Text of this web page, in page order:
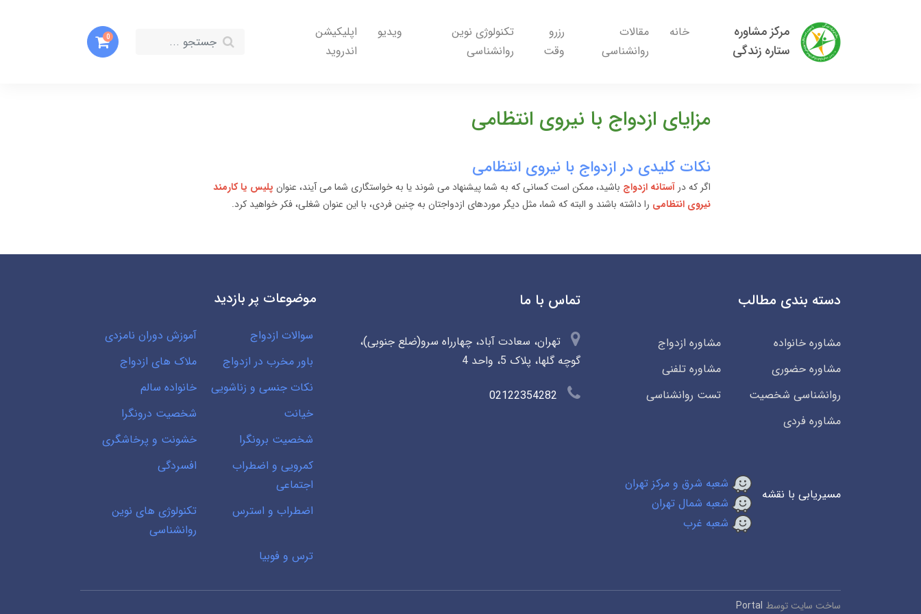
مرکز مشاوره
ستاره زندگی
خانه
مقالات
روانشناسی
رزرو
وقت
تکنولوژی نوین
روانشناسی
ویدیو
اپلیکیشن
اندروید
0
مزایای ازدواج با نیروی انتظامی
نکات کلیدی در ازدواج با نیروی انتظامی
اگر که در آستانه ازدواج باشید، ممکن است کسانی که به شما پیشنهاد می شوند یا به خواستگاری شما می آیند، عنوان پلیس یا کارمند
نیروی انتظامی را داشته باشند و البته که شما، مثل دیگر موردهای ازدواجتان به چنین فردی، با این عنوان شغلی، فکر خواهید کرد.
دسته بندی مطالب
مشاوره خانواده
مشاوره ازدواج
مشاوره حضوری
مشاوره تلفنی
روانشناسی شخصیت
تست روانشناسی
مشاوره فردی
مسیریابی با نقشه
شعبه شرق و مرکز تهران
شعبه شمال تهران
شعبه غرب
تماس با ما
تهران، سعادت آباد، چهارراه سرو(ضلع جنوبی)،
گوچه گلها، پلاک 5، واحد 4
02122354282
موضوعات پر بازدید
سوالات ازدواج
آموزش دوران نامزدی
باور مخرب در ازدواج
ملاک های ازدواج
نکات جنسی و زناشویی
خانواده سالم
خیانت
شخصیت درونگرا
شخصیت برونگرا
خشونت و پرخاشگری
کمرویی و اضطراب
اجتماعی
افسردگی
اضطراب و استرس
تکنولوژی های نوین
روانشناسی
ترس و فوبیا
ساخت سایت توسط Portal